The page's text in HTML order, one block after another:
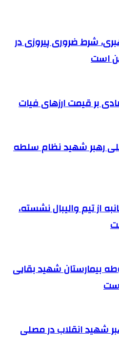
شرط ضروری پیروزی در
است
بر قیمت ارزهای فیات
رهبر شهید نظام سلطه
از تیم والیبال نشسته،
بیمارستان شهید بقایی
شهید انقلاب در مصلی